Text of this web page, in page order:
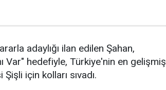
adaylığı ilan edilen Şahan,
Var" hedefiyle, Türkiye'nin en gelişmiş
için kolları sıvadı.